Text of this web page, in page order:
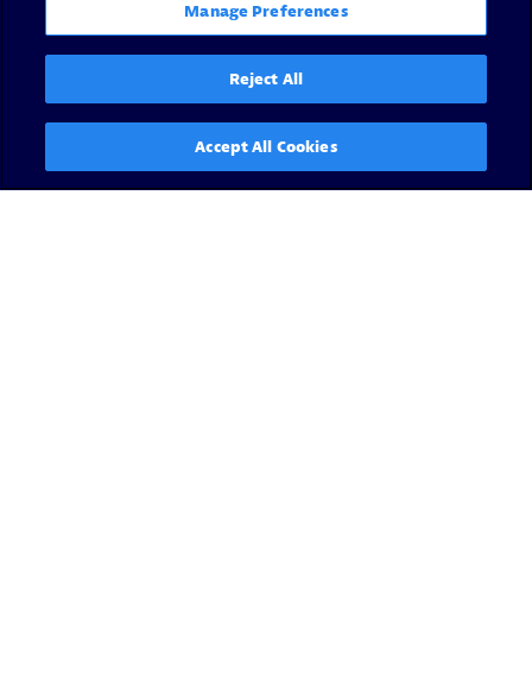
Manage Preferences
Reject All
Accept All Cookies